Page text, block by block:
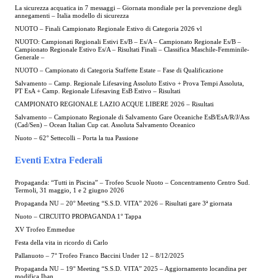
La sicurezza acquatica in 7 messaggi – Giornata mondiale per la prevenzione degli
annegamenti – Italia modello di sicurezza
NUOTO – Finali Campionato Regionale Estivo di Categoria 2026 vl
NUOTO: Campionati Regionali Estivi Es/B – Es/A – Campionato Regionale Es/B –
Campionato Regionale Estivo Es/A – Risultati Finali – Classifica Maschile-Femminile-
Generale –
NUOTO – Campionato di Categoria Staffette Estate – Fase di Qualificazione
Salvamento – Camp. Regionale Lifesaving Assoluto Estivo + Prova Tempi Assoluta,
PT EsA + Camp. Regionale Lifesaving EsB Estivo – Risultati
CAMPIONATO REGIONALE LAZIO ACQUE LIBERE 2026 – Risultati
Salvamento – Campionato Regionale di Salvamento Gare Oceaniche EsB/EsA/R/J/Ass
(Cad/Sen) – Ocean Italian Cup cat. Assoluta Salvamento Oceanico
Nuoto – 62° Settecolli – Porta la tua Passione
Eventi Extra Federali
Propaganda: “Tutti in Piscina” – Trofeo Scuole Nuoto – Concentramento Centro Sud.
Termoli, 31 maggio, 1 e 2 giugno 2026
Propaganda NU – 20° Meeting “S.S.D. VITA” 2026 – Risultati gare 3ª giornata
Nuoto – CIRCUITO PROPAGANDA 1° Tappa
XV Trofeo Emmedue
Festa della vita in ricordo di Carlo
Pallanuoto – 7° Trofeo Franco Baccini Under 12 – 8/12/2025
Propaganda NU – 19° Meeting “S.S.D. VITA” 2025 – Aggiornamento locandina per
modifica Iban